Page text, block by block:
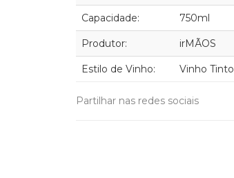
Capacidade: 750ml
Produtor: irMÃOS
Estilo de Vinho: Vinho Tinto
Partilhar nas redes sociais